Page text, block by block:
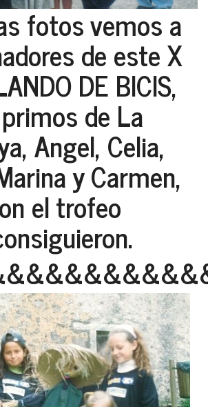
fotos vemos a
de este X
DE BICIS,
de La
Angel, Celia,
y Carmen,
el trofeo